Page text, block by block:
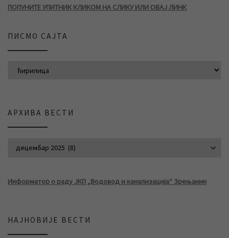
ПОПУНИТЕ УПИТНИК КЛИКОМ НА СЛИКУ ИЛИ ОВАЈ ЛИНК
ПИСМО САЈТА
АРХИВА ВЕСТИ
Информатор о раду ЈКП „Водовод и канализација“ Зрењанин
НАЈНОВИЈЕ ВЕСТИ